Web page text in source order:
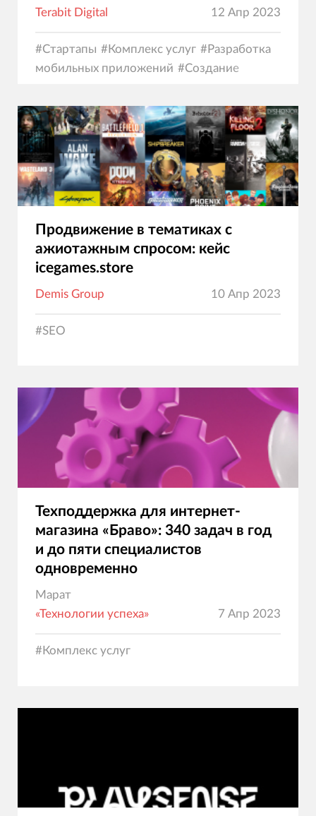
Terabit Digital
12 Апр 2023
#Стартапы #Комплекс услуг #Разработка
мобильных приложений #Создание
Продвижение в тематиках с
ажиотажным спросом: кейс
icegames.store
Demis Group 10 Апр 2023
#SEO
Техподдержка для интернет-
магазина «Браво»: 340 задач в год
и до пяти специалистов
одновременно
Марат
«Технологии успеха»
7 Апр 2023
#Комплекс услуг